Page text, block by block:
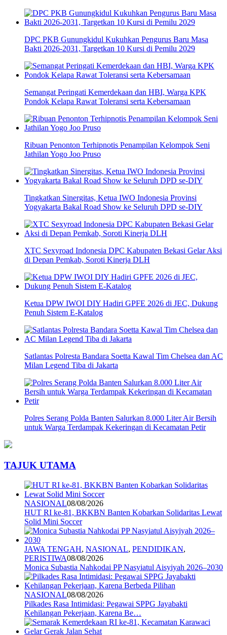
DPC PKB Gunungkidul Kukuhkan Pengurus Baru Masa
Bakti 2026-2031, Targetkan 10 Kursi di Pemilu 2029
Semangat Peringati Kemerdekaan dan HBI, Warga KPK
Pondok Kelapa Rawat Toleransi serta Kebersamaan
Ribuan Penonton Terhipnotis Penampilan Kelompok Seni
Jathilan Yogo Joo Pruso
Tingkatkan Sinergitas, Ketua IWO Indonesia Provinsi
Yogyakarta Bakal Road Show ke Seluruh DPD se-DIY
XTC Sexyroad Indonesia DPC Kabupaten Bekasi Gelar Aksi
di Depan Pemkab, Soroti Kinerja DLH
Ketua DPW IWOI DIY Hadiri GPFE 2026 di JEC, Dukung
Penuh Sistem E-Katalog
Satlantas Polresta Bandara Soetta Kawal Tim Chelsea dan AC
Milan Legend Tiba di Jakarta
Polres Serang Polda Banten Salurkan 8.000 Liter Air Bersih
untuk Warga Terdampak Kekeringan di Kecamatan Petir
TAJUK UTAMA
NASIONAL08/08/2026
HUT RI ke-81, BKKBN Banten Kobarkan Solidaritas Lewat
Solid Mini Soccer
JAWA TENGAH, NASIONAL, PENDIDIKAN,
PERISTIWA08/08/2026
Monica Subastia Nahkodai PP Nasyiatul Aisyiyah 2026–2030
NASIONAL08/08/2026
Pilkades Rasa Intimidasi: Pegawai SPPG Jayabakti
Kehilangan Pekerjaan, Karena Be…